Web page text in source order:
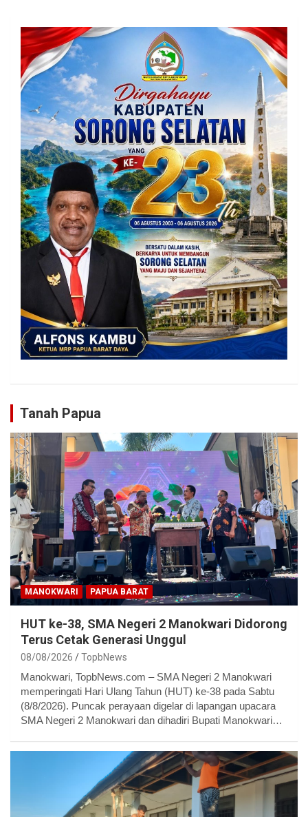
Tanah Papua
MANOKWARI PAPUA BARAT
HUT ke-38, SMA Negeri 2 Manokwari Didorong
Terus Cetak Generasi Unggul
08/08/2026 TopbNews
Manokwari, TopbNews.com – SMA Negeri 2 Manokwari
memperingati Hari Ulang Tahun (HUT) ke-38 pada Sabtu
(8/8/2026). Puncak perayaan digelar di lapangan upacara
SMA Negeri 2 Manokwari dan dihadiri Bupati Manokwari…